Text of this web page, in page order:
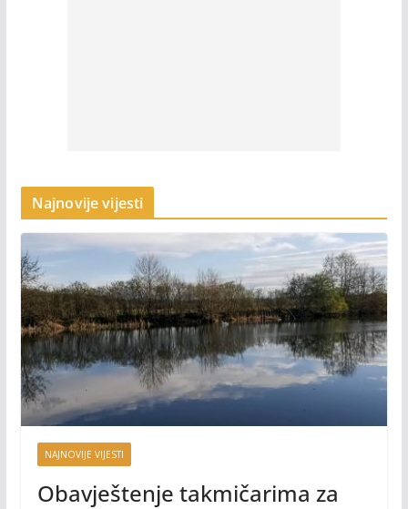
Najnovije vijesti
NAJNOVIJE VIJESTI
Obavještenje takmičarima za